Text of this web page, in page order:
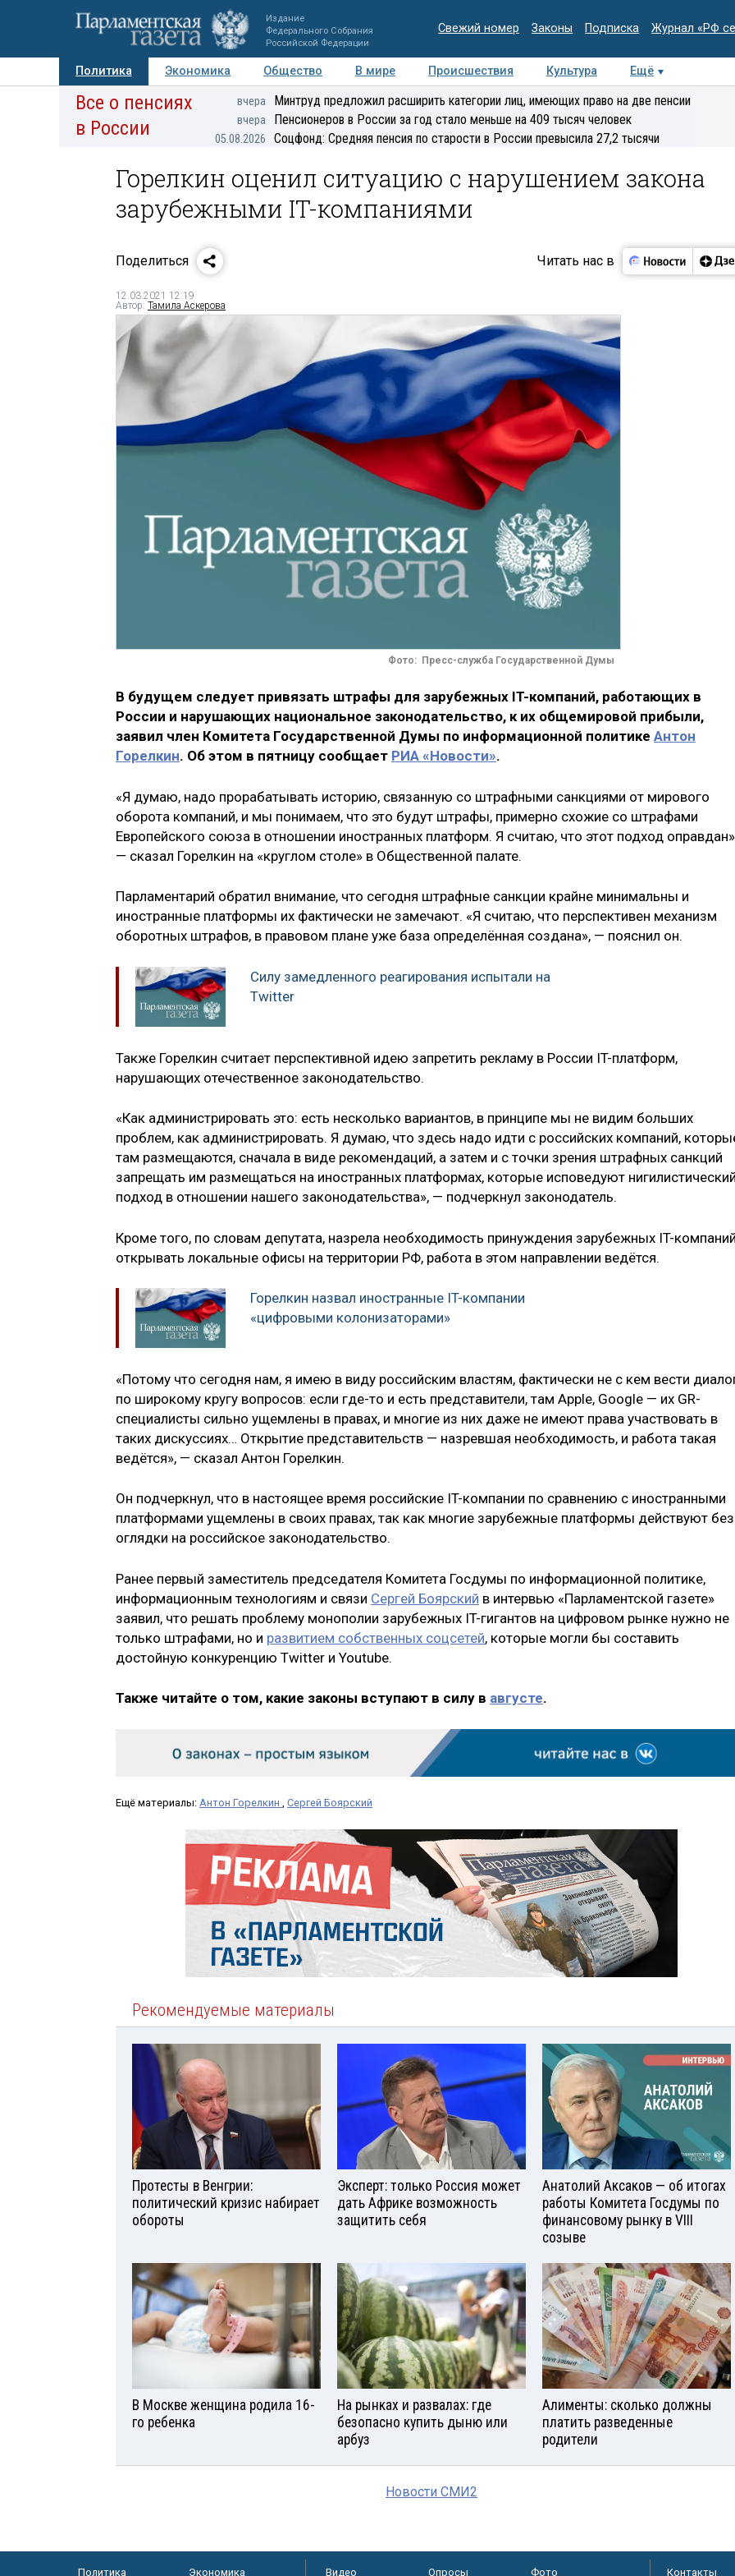
Издание
Федерального Собрания
Российской Федерации
Свежий номер Законы Подписка Журнал «РФ
Политика Экономика Общество В мире Происшествия Культура
Ещё
Авторы Персоны Мнения Регионы Медиацентр Интервью Колумнисты
Все о пенсиях
в России
вчера Минтруд предложил расширить категории лиц, имеющих право на две пенсии
вчера Пенсионеров в России за год стало меньше на 409 тысяч человек
05.08.2026 Соцфонд: Средняя пенсия по старости в России превысила 27,2 тысячи
Горелкин оценил ситуацию с нарушением закона
зарубежными IT-компаниями
Поделиться Читать нас в
12.03.2021 12:19
Автор: Тамила Аскерова
Фото: Пресс-служба Государственной Думы
В будущем следует привязать штрафы для зарубежных IT-компаний, работающих в
России и нарушающих национальное законодательство, к их общемировой прибыли,
заявил член Комитета Государственной Думы по информационной политике Антон
Горелкин. Об этом в пятницу сообщает РИА «Новости».
«Я думаю, надо прорабатывать историю, связанную со штрафными санкциями от мирового
оборота компаний, и мы понимаем, что это будут штрафы, примерно схожие со штрафами
Европейского союза в отношении иностранных платформ. Я считаю, что этот подход
— сказал Горелкин на «круглом столе» в Общественной палате.
Парламентарий обратил внимание, что сегодня штрафные санкции крайне минимальны и
иностранные платформы их фактически не замечают. «Я считаю, что перспективен механизм
оборотных штрафов, в правовом плане уже база определённая создана», — пояснил он.
Силу замедленного реагирования испытали на
Twitter
Также Горелкин считает перспективной идею запретить рекламу в России IT-платформ,
нарушающих отечественное законодательство.
«Как администрировать это: есть несколько вариантов, в принципе мы не видим больших
проблем, как администрировать. Я думаю, что здесь надо идти с российских компаний,
там размещаются, сначала в виде рекомендаций, а затем и с точки зрения штрафных санкций
запрещать им размещаться на иностранных платформах, которые исповедуют
подход в отношении нашего законодательства», — подчеркнул законодатель.
Кроме того, по словам депутата, назрела необходимость принуждения зарубежных IT-
открывать локальные офисы на территории РФ, работа в этом направлении ведётся.
Горелкин назвал иностранные IT-компании
«цифровыми колонизаторами»
«Потому что сегодня нам, я имею в виду российским властям, фактически не с кем вести
по широкому кругу вопросов: если где-то и есть представители, там Apple, Google — их GR-
специалисты сильно ущемлены в правах, и многие из них даже не имеют права участвовать в
таких дискуссиях… Открытие представительств — назревшая необходимость, и работа такая
ведётся», — сказал Антон Горелкин.
Он подчеркнул, что в настоящее время российские IT-компании по сравнению с иностранными
платформами ущемлены в своих правах, так как многие зарубежные платформы действуют без
оглядки на российское законодательство.
Ранее первый заместитель председателя Комитета Госдумы по информационной политике,
информационным технологиям и связи Сергей Боярский в интервью «Парламентской газете»
заявил, что решать проблему монополии зарубежных IT-гигантов на цифровом рынке нужно не
только штрафами, но и развитием собственных соцсетей, которые могли бы составить
достойную конкуренцию Twitter и Youtube.
Также читайте о том, какие законы вступают в силу в августе.
Ещё материалы: Антон Горелкин Сергей Боярский
Рекомендуемые материалы
Протесты в Венгрии:
политический кризис набирает
обороты
Эксперт: только Россия может
дать Африке возможность
защитить себя
Анатолий Аксаков — об итогах
работы Комитета Госдумы по
финансовому рынку в VIII
созыве
В Москве женщина родила 16-
го ребенка
На рынках и развалах: где
безопасно купить дыню или
арбуз
Алименты: сколько должны
платить разведенные
родители
Новости СМИ2
Политика Экономика Видео Опросы Фото Контакты